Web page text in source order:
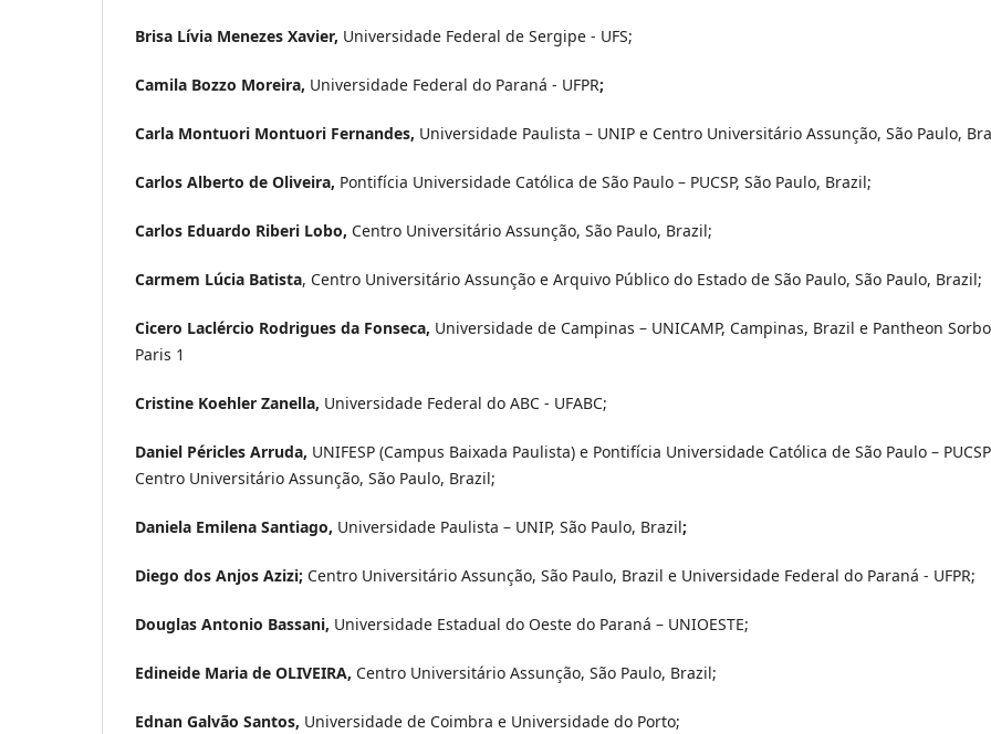
Brisa Lívia Menezes Xavier, Universidade Federal de Sergipe - UFS;
Camila Bozzo Moreira, Universidade Federal do Paraná - UFPR;
Carla Montuori Montuori Fernandes, Universidade Paulista – UNIP e Centro Universitário Assunção, São Paulo,
Carlos Alberto de Oliveira, Pontifícia Universidade Católica de São Paulo – PUCSP, São Paulo, Brazil;
Carlos Eduardo Riberi Lobo, Centro Universitário Assunção, São Paulo, Brazil;
Carmem Lúcia Batista, Centro Universitário Assunção e Arquivo Público do Estado de São Paulo, São Paulo, Brazil;
Cicero Laclércio Rodrigues da Fonseca, Universidade de Campinas – UNICAMP, Campinas, Brazil e Pantheon
Paris 1
Cristine Koehler Zanella, Universidade Federal do ABC - UFABC;
Daniel Péricles Arruda, UNIFESP (Campus Baixada Paulista) e Pontifícia Universidade Católica de São Paulo –
Centro Universitário Assunção, São Paulo, Brazil;
Daniela Emilena Santiago, Universidade Paulista – UNIP, São Paulo, Brazil;
Diego dos Anjos Azizi; Centro Universitário Assunção, São Paulo, Brazil e Universidade Federal do Paraná - UFPR;
Douglas Antonio Bassani, Universidade Estadual do Oeste do Paraná – UNIOESTE;
Edineide Maria de OLIVEIRA, Centro Universitário Assunção, São Paulo, Brazil;
Ednan Galvão Santos, Universidade de Coimbra e Universidade do Porto;